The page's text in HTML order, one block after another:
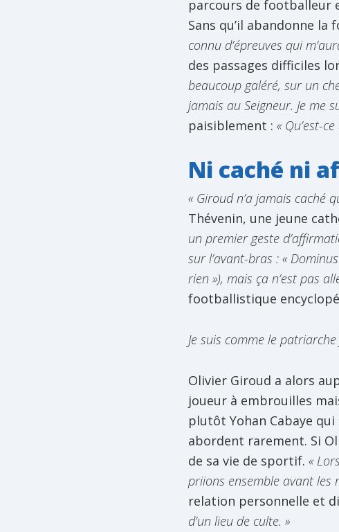
parcours de footballeur
Sans qu’il abandonne la
connu d’épreuves qui
des passages difficiles
beaucoup galéré, sur un
jamais au Seigneur. Je me
paisiblement : « Qu’est-
Ni caché ni
« Giroud n’a jamais caché
Thévenin, une jeune
un premier geste
sur l’avant-bras : «
rien »), mais ça n’est pas
footballistique
Je suis comme le
Olivier Giroud a alors
joueur à embrouilles
plutôt Yohan Cabaye
abordent rarement. Si
de sa vie de sportif. «
priions ensemble avant les
relation personnelle et
d’un lieu de culte. »